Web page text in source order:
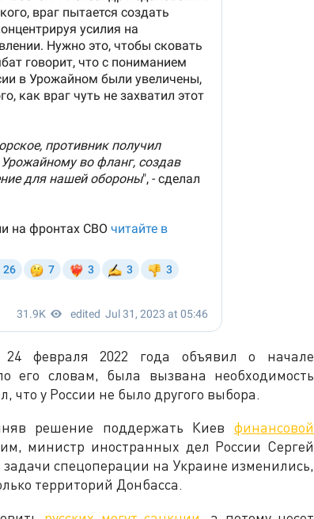
февраля 2022 года объявил о начале
его словам, была вызвана необходимость
у России не было другого выбора.
решение поддержать Киев финансовой
министр иностранных дел России Сергей
спецоперации на Украине изменились,
территорий Донбасса.